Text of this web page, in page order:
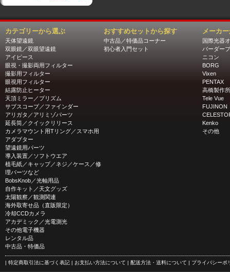
カテゴリーから選ぶ
天体望遠鏡
双眼鏡／双眼望遠鏡
アイピース
眼視・撮影両用フィルター
撮影用フィルター
眼視用フィルター
結露防止ヒーター
天頂ミラー／プリズム
サブスコープ／ファインダー
アリガタ／アリミゾパーツ
延長筒／クイックリリース
カメラマウント用Tリング／スマホ用
アダプター
望遠鏡用パーツ
導入装置／ソフトウエア
植毛紙／キャップ／ネジ／ケース／修
理パーツなど
BobsKnob／光軸用品
自作キット／天文グッズ
太陽観察／観測関連
海外取寄せ品（直販限定）
冷却CCDカメラ
アカデミック／光電測光
その他電子機器
レンタル品
中古品・特価品
おすすめセットから探す
中古品／特価品コーナー
初心者入門セット
メーカ
国際光器
バーダー
ニコン
BORG
Vixen
PENTAX
高橋製作所
Tele Vue
FUJINON
Kenko
その他
| 特定商取引法に基づく表記 | お支払い方法について | 配送方法・送料について | プライバシーポ